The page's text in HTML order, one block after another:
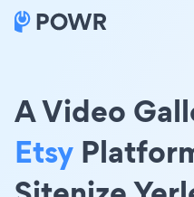
A Video
Etsy